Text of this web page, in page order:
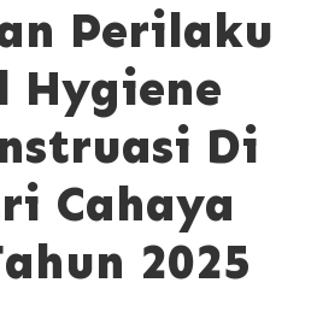
Perilaku
Hygiene
Di
Cahaya
2025